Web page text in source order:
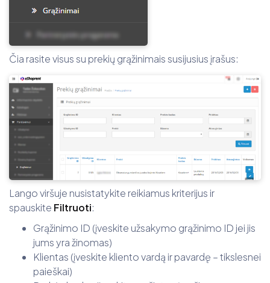
Čia rasite visus su prekių grąžinimais susijusius įrašus:
Lango viršuje nusistatykite reikiamus kriterijus ir
spauskite Filtruoti:
Grąžinimo ID (įveskite užsakymo grąžinimo ID jei jis
jums yra žinomas)
Klientas (įveskite kliento vardą ir pavardę – tikslesnei
paieškai)